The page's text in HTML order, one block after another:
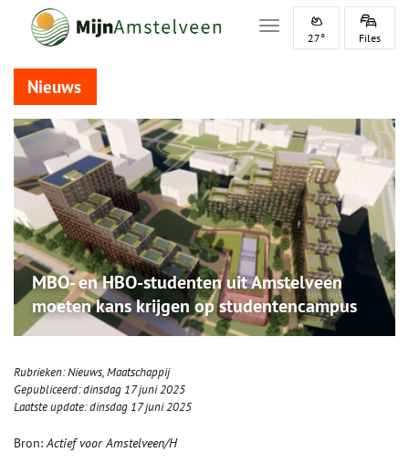
Toggle navigation
27° Files
Nieuws
MBO- en HBO-studenten uit Amstelveen
moeten kans krijgen op studentencampus
Rubrieken:Nieuws,Maatschappij
Gepubliceerd:dinsdag 17 juni 2025
Laatste update:dinsdag 17 juni 2025
Bron:Actief voor Amstelveen/H